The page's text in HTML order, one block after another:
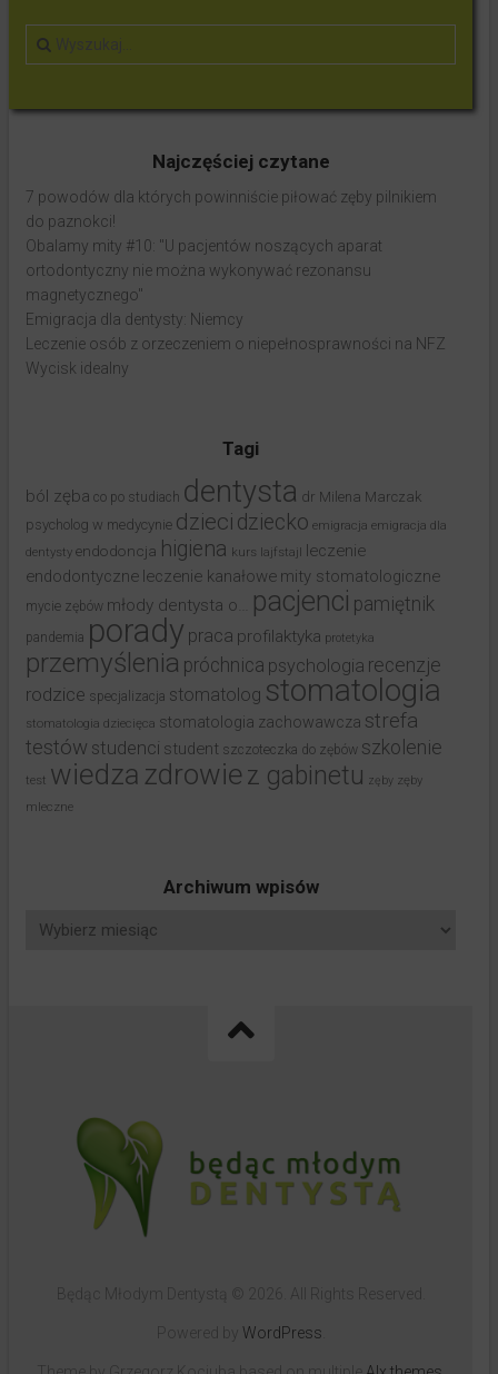
Najczęściej czytane
7 powodów dla których powinniście piłować zęby pilnikiem
do paznokci!
Obalamy mity #10: "U pacjentów noszących aparat
ortodontyczny nie można wykonywać rezonansu
magnetycznego"
Emigracja dla dentysty: Niemcy
Leczenie osób z orzeczeniem o niepełnosprawności na NFZ
Wycisk idealny
Tagi
ból zęba co po studiach dentysta dr Milena Marczak
psycholog w medycynie dzieci dziecko emigracja emigracja dla
dentysty endodoncja higiena kurs lajfstajl leczenie
endodontyczne leczenie kanałowe mity stomatologiczne
mycie zębów młody dentysta o… pacjenci pamiętnik
pandemia porady praca profilaktyka protetyka
przemyślenia próchnica psychologia recenzje
rodzice specjalizacja stomatolog stomatologia
stomatologia dziecięca stomatologia zachowawcza strefa
testów studenci student szczoteczka do zębów szkolenie
test wiedza zdrowie z gabinetu zęby zęby
mleczne
Archiwum wpisów
Będąc Młodym Dentystą © 2026. All Rights Reserved.
Powered by WordPress